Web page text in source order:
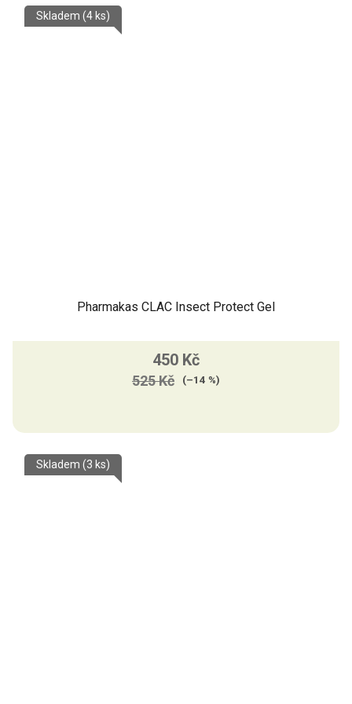
Pharmakas CLAC Insect Protect Gel
Skladem (4 ks)
450 Kč
525 Kč (–14 %)
Skladem (3 ks)